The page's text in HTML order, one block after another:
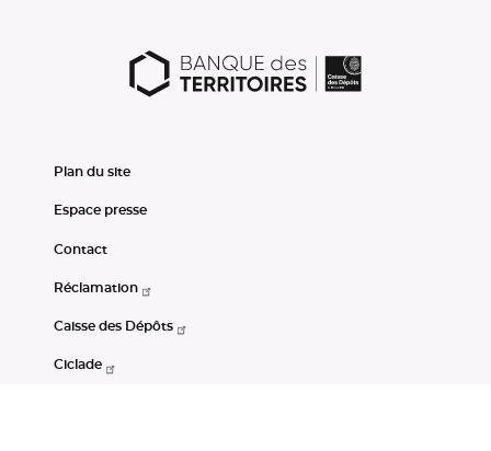
Plan du site
Espace presse
Contact
Réclamation
Caisse des Dépôts
Ciclade